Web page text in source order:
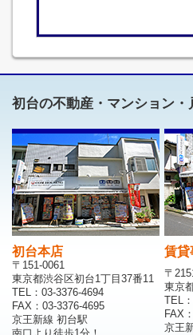
初台の不動産・マンション
初台本店
〒151-0061
東京都渋谷区初台1丁目37番11
TEL：03-3376-4694
FAX：03-3376-4695
京王新線 初台駅
賃貸
〒
東京
TEL
FAX
京王